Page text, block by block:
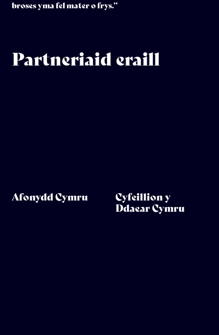
broses yma fel mater o frys.”
Partneriaid eraill
Afonydd Cymru
Cyfeillion y
Ddaear Cymru